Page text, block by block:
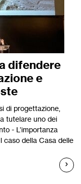
difendere
e
di progettazione,
tutelare uno dei
- L’importanza
caso della Casa delle